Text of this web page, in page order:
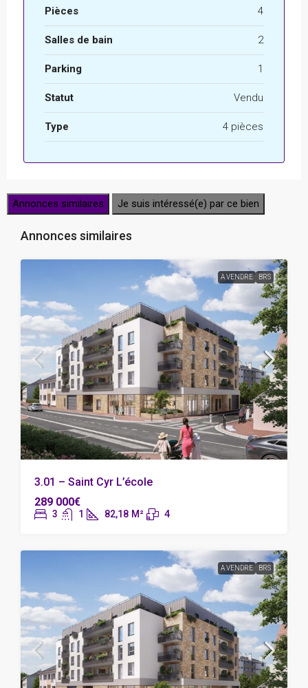
Pièces 4
Salles de bain 2
Parking 1
Statut Vendu
Type 4 pièces
Annonces similaires Je suis intéressé(e) par ce bien
Annonces similaires
A VENDRE BRS
3.01 – Saint Cyr L’école
289 000€
3 1 82,18 M² 4
A VENDRE BRS